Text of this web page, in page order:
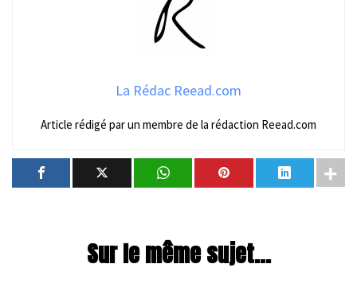
La Rédac Reead.com
Article rédigé par un membre de la rédaction Reead.com
Sur le même sujet...